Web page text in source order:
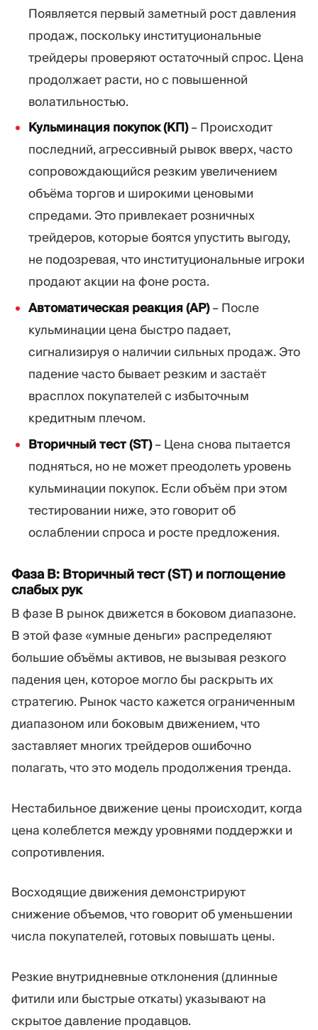
Появляется первый заметный рост давления
продаж, поскольку институциональные
трейдеры проверяют остаточный спрос. Цена
продолжает расти, но с повышенной
волатильностью.
Кульминация покупок (КП)– Происходит
последний, агрессивный рывок вверх, часто
сопровождающийся резким увеличением
объёма торгов и широкими ценовыми
спредами. Это привлекает розничных
трейдеров, которые боятся упустить выгоду,
не подозревая, что институциональные игроки
продают акции на фоне роста.
Автоматическая реакция (АР)– После
кульминации цена быстро падает,
сигнализируя о наличии сильных продаж. Это
падение часто бывает резким и застаёт
врасплох покупателей с избыточным
кредитным плечом.
Вторичный тест (ST)– Цена снова пытается
подняться, но не может преодолеть уровень
кульминации покупок. Если объём при этом
тестировании ниже, это говорит об
ослаблении спроса и росте предложения.
Фаза B: Вторичный тест (ST) и поглощение
слабых рук
В фазе B рынок движется в боковом диапазоне.
В этой фазе «умные деньги» распределяют
большие объёмы активов, не вызывая резкого
падения цен, которое могло бы раскрыть их
стратегию. Рынок часто кажется ограниченным
диапазоном или боковым движением, что
заставляет многих трейдеров ошибочно
полагать, что это модель продолжения тренда.
Нестабильное движение цены происходит, когда
цена колеблется между уровнями поддержки и
сопротивления.
Восходящие движения демонстрируют
снижение объемов, что говорит об уменьшении
числа покупателей, готовых повышать цены.
Резкие внутридневные отклонения (длинные
фитили или быстрые откаты) указывают на
скрытое давление продавцов.